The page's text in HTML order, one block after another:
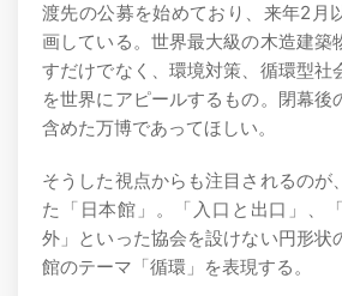
渡先の公募を始めており、来年2月
画している。世界最大級の木造建築
すだけでなく、環境対策、循環型社
を世界にアピールするもの。閉幕後
含めた万博であってほしい。
そうした視点からも注目されるのが
た「日本館」。「入口と出口」、
外」といった協会を設けない円形状
館のテーマ「循環」を表現する。